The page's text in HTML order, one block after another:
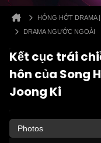
HÓNG HỚT DRAMA
DRAMA NGƯỚC NGOÀI
Kết cục trái
hôn của Song
Joong Ki